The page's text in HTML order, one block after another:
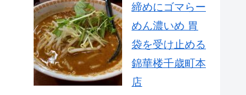
締めにゴマらー
めん濃いめ 胃
袋を受け止める
錦華楼千歳町本
店